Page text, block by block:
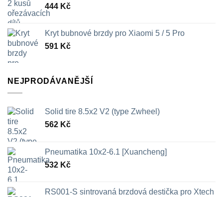
444 Kč
Kryt bubnové brzdy pro Xiaomi 5 / 5 Pro
591 Kč
NEJPRODÁVANĚJŠÍ
Solid tire 8.5x2 V2 (type Zwheel)
562 Kč
Pneumatika 10x2-6.1 [Xuancheng]
532 Kč
RS001-S sintrovaná brzdová destička pro Xtech